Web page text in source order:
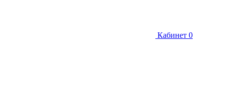
Кабинет 0